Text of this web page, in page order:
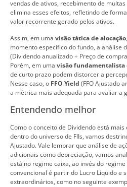
vendas de ativos, recebimento de multas
elimina esses efeitos, refletindo de
valor recorrente gerado pelos ativos.
Assim, em uma visão tática de alocação
momento específico do fundo, a análise
(Dividendo anualizado ÷ Preço de
Porém, em uma visão fundamentalista
de curto prazo podem distorcer a
Nesse caso, o FFO Yield (FFO Ajustado
a métrica mais adequada para avaliar a
Entendendo melhor
Como o conceito de Dividendo está
dentro do universo de FIIs, vamos
Ajustado. Vale lembrar que análise de
adicionais como depreciação, vamos
está no regime caixa, ao invés do
convencional é partir do Lucro Líquido e
extraordinários, como no seguinte